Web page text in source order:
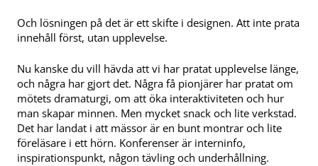
Och lösningen på det är ett skifte i designen. Att inte prata
innehåll först, utan upplevelse.
Nu kanske du vill hävda att vi har pratat upplevelse länge,
och några har gjort det. Några få pionjärer har pratat om
mötets dramaturgi, om att öka interaktiviteten och hur
man skapar minnen. Men mycket snack och lite verkstad.
Det har landat i att mässor är en bunt montrar och lite
föreläsare i ett hörn. Konferenser är interninfo,
inspirationspunkt, någon tävling och underhållning.